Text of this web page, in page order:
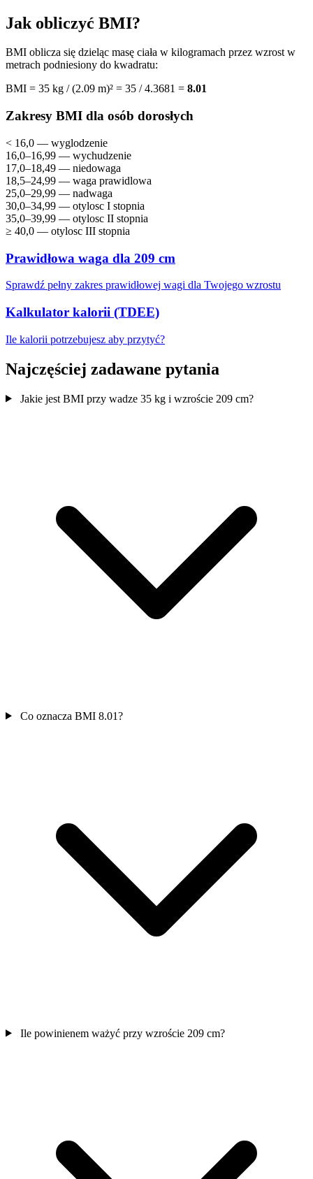
Jak obliczyć BMI?
BMI oblicza się dzieląc masę ciała w kilogramach przez wzrost w
metrach podniesiony do kwadratu:
BMI = 35 kg / (2.09 m)² = 35 / 4.3681 = 8.01
Zakresy BMI dla osób dorosłych
< 16,0 — wyglodzenie
16,0–16,99 — wychudzenie
17,0–18,49 — niedowaga
18,5–24,99 — waga prawidlowa
25,0–29,99 — nadwaga
30,0–34,99 — otylosc I stopnia
35,0–39,99 — otylosc II stopnia
≥ 40,0 — otylosc III stopnia
Prawidłowa waga dla 209 cm
Sprawdź pełny zakres prawidłowej wagi dla Twojego wzrostu
Kalkulator kalorii (TDEE)
Ile kalorii potrzebujesz aby przytyć?
Najczęściej zadawane pytania
Jakie jest BMI przy wadze 35 kg i wzroście 209 cm?
Co oznacza BMI 8.01?
Ile powinienem ważyć przy wzroście 209 cm?